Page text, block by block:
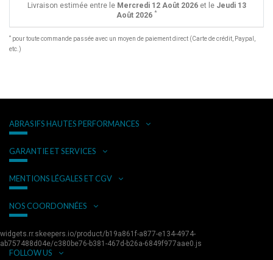
Livraison estimée entre le Mercredi 12 Août 2026et le Jeudi 13
Août 2026 *
* pour toute commande passée avec un moyen de paiement direct (Carte de crédit, Paypal,
etc.)
ABRASIFS HAUTES PERFORMANCES
GARANTIE ET SERVICES
MENTIONS LÉGALES ET CGV
NOS COORDONNÉES
widgets.rr.skeepers.io/product/b19a861f-a877-e134-4974-
ab757488d04e/c380be76-b381-467d-b26a-6849f977aae0.js
FOLLOW US